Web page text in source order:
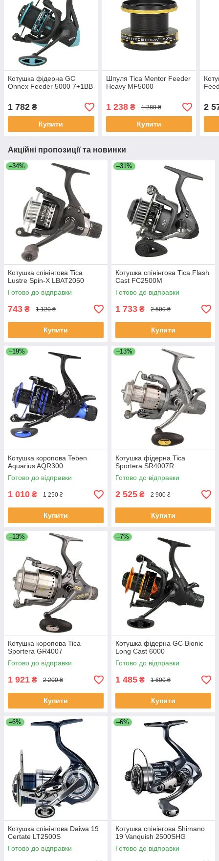
Котушка фідерна GC
Onnex Feeder 5000 7+1BB
1 782 ₴
Купити
Шпуля Tica Mentor Feeder
Heavy MF5000
1 238₴ 1 280 ₴
Купити
2
Акційні пропозиції та новинки
–34%
Котушка спінінгова Tica
Lustre Spin-X LBAT2050
Готово до відправки
743 ₴ 1 120 ₴
Купити
–31%
Котушка спінінгова Tica Flash
Cast FC2500M
Готово до відправки
1 733 ₴ 2 500 ₴
Купити
–19%
Котушка коропова Teben
Aquarius AQR300
Готово до відправки
1 010 ₴ 1 250 ₴
Купити
–13%
Котушка фідерна Tica
Sportera SR4007R
Готово до відправки
2 525 ₴ 2 900 ₴
Купити
–13%
Котушка коропова Tica
Sportera GR4007
Готово до відправки
1 921 ₴ 2 200 ₴
Купити
–7%
Котушка фідерна GC Bionic
Long Cast 6000
Готово до відправки
1 485 ₴ 1 600 ₴
Купити
–6%
Котушка спінінгова Daiwa 19
Certate LT2500S
Готово до відправки
–6%
Котушка спінінгова Shimano
19 Vanquish 2500SHG
Готово до відправки